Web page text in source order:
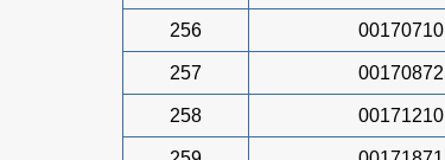
256 00170710
257 00170872
258 00171210